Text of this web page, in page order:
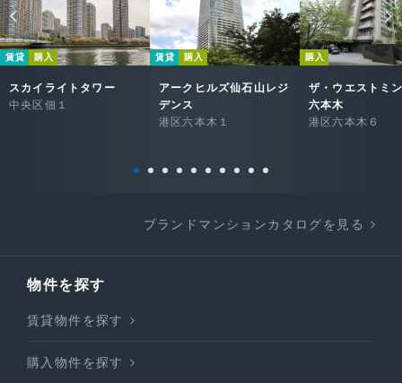
賃貸 購入
スカイライトタワー
中央区佃１
賃貸 購入
アークヒルズ仙石山レジ
デンス
港区六本木１
購入
ザ・ウエストミ
六本木
港区六本木６
ブランドマンションカタログを見る
物件を探す
賃貸物件を探す
購入物件を探す